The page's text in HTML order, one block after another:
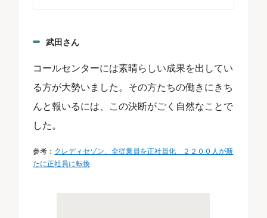
武田さん
コールセンターには素晴らしい成果を出してい
る方が大勢いました。その方たちの働きにきち
んと報いるには、この決断がごく自然なことで
した。
参考： クレディセゾン、全従業員を正社員化 ２２００人が新
たに正社員に転換